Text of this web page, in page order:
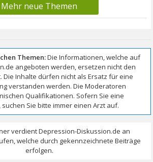
Mehr neue Themen